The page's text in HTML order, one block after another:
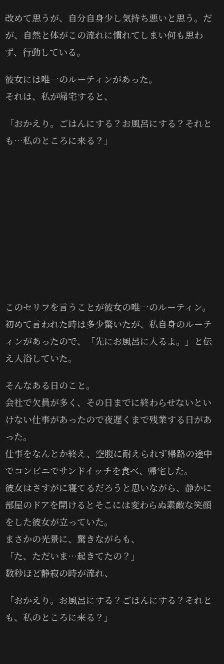
改めて思うが、自分自身少し気持ち悪いと思う。だ
が、自然と体がこの流れに慣れてしまい何も思わ
ず、行動している。
彼女には唯一のルーティンがあった。
それは、私が帰宅すると、
「おかえり。ごはんにする？お風呂にする？それと
も…私のところに来る？」
このセリフを言うことが彼女の唯一のルーティン。
初めて言われた時は多少驚いたが、私自身のルーテ
ィンがあったので、「先にお風呂に入るよ。」と伝
え入浴していた。
そんなある日のこと。
会社で欠員が多く、その日までに終わらせないとい
けない仕事があったので夜遅くまで残業する日があ
った。
仕事をなんとか終え、空腹に耐えられず帰路の途中
でコンビニでサンドイッチを食べ、帰宅した。
彼女はさすがに寝てるだろうと思いながら、静かに
部屋のドアを開けるとそこには変わらぬ素敵な笑顔
をした彼女が立っていた。
まさかの光景に、驚きながらも、
「た、ただいま…起きてたの？」
数秒ほど静寂の時が流れ、
「おかえり。お風呂にする？ごはんにする？それと
も、私のところに来る？」